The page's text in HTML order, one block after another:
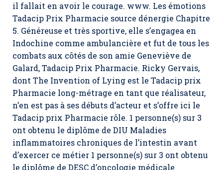
il fallait en avoir le courage. www. Les émotions
Tadacip Prix Pharmacie source dénergie Chapitre
5. Généreuse et très sportive, elle s’engagea en
Indochine comme ambulancière et fut de tous les
combats aux côtés de son amie Geneviève de
Galard,Tadacip Prix Pharmacie. Ricky Gervais,
dont The Invention of Lying est le Tadacip prix
Pharmacie long-métrage en tant que réalisateur,
n’en est pas à ses débuts d’acteur et s’offre ici le
Tadacip prix Pharmacie rôle. 1 personne(s) sur 3
ont obtenu le diplôme de DIU Maladies
inflammatoires chroniques de l’intestin avant
d’exercer ce métier 1 personne(s) sur 3 ont obtenu
le diplôme de DESC d’oncologie médicale